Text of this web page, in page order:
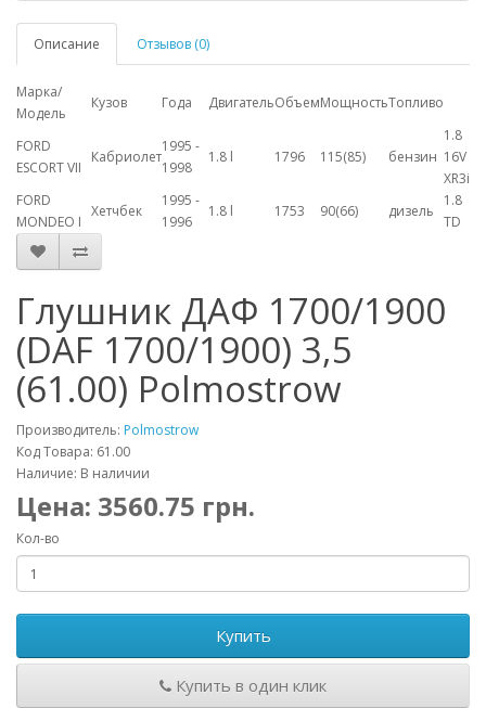
Описание Отзывов (0)
Марка/
Модель
Кузов Года ДвигательОбъемМощностьТопливо
FORD
ESCORT VII
Кабриолет
1995 -
1998
1.8 l 1796 115(85) бензин
1.8
16V
XR3i
FORD
MONDEO I
Хетчбек
1995 -
1996
1.8 l 1753 90(66) дизель
1.8
TD
Глушник ДАФ 1700/1900
(DAF 1700/1900) 3,5
(61.00) Polmostrow
Производитель: Polmostrow
Код Товара: 61.00
Наличие: В наличии
Цена: 3560.75 грн.
Кол-во
Купить
Купить в один клик